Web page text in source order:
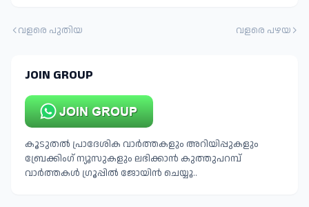
വളരെ പുതിയ വളരെ പഴയ
JOIN GROUP
കൂടുതൽ പ്രാദേശിക വാർത്തകളും അറിയിപ്പുകളും
ബ്രേക്കിംഗ് ന്യൂസുകളും ലഭിക്കാൻ കുത്തുപറമ്പ്
വാർത്തകൾ ഗ്രൂപ്പിൽ ജോയിൻ ചെയ്യൂ..